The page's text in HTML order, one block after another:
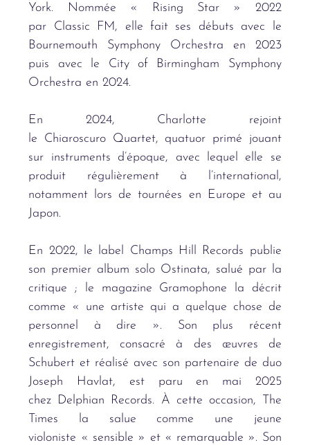
York. Nommée « Rising Star » 2022
par Classic FM, elle fait ses débuts avec le
Bournemouth Symphony Orchestra en 2023
puis avec le City of Birmingham Symphony
Orchestra en 2024.
En 2024, Charlotte rejoint
le Chiaroscuro Quartet, quatuor primé jouant
sur instruments d’époque, avec lequel elle se
produit régulièrement à l’international,
notamment lors de tournées en Europe et au
Japon.
En 2022, le label Champs Hill Records publie
son premier album solo Ostinata, salué par la
critique ; le magazine Gramophone la décrit
comme « une artiste qui a quelque chose de
personnel à dire ». Son plus récent
enregistrement, consacré à des œuvres de
Schubert et réalisé avec son partenaire de duo
Joseph Havlat, est paru en mai 2025
chez Delphian Records. À cette occasion, The
Times la salue comme une jeune
violoniste « sensible » et « remarquable ». Son